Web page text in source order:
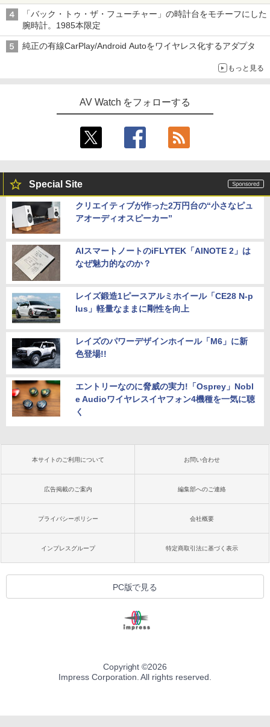
「バック・トゥ・ザ・フューチャー」の時計台をモチーフにした
腕時計。1985本限定
純正の有線CarPlay/Android Autoをワイヤレス化するアダプタ
もっと見る
AV Watch をフォローする
Special Site
クリエイティブが作った2万円台の“小さなピュ
アオーディオスピーカー”
AIスマートノートのiFLYTEK「AINOTE 2」は
なぜ魅力的なのか？
レイズ鍛造1ピースアルミホイール「CE28 N-p
lus」軽量なままに剛性を向上
レイズのパワーデザインホイール「M6」に新
色登場!!
エントリーなのに脅威の実力!「Osprey」Nobl
e Audioワイヤレスイヤフォン4機種を一気に聴
く
本サイトのご利用について お問い合わせ
広告掲載のご案内 編集部へのご連絡
プライバシーポリシー 会社概要
インプレスグループ 特定商取引法に基づく表示
PC版で見る
Copyright ©2026
Impress Corporation. All rights reserved.